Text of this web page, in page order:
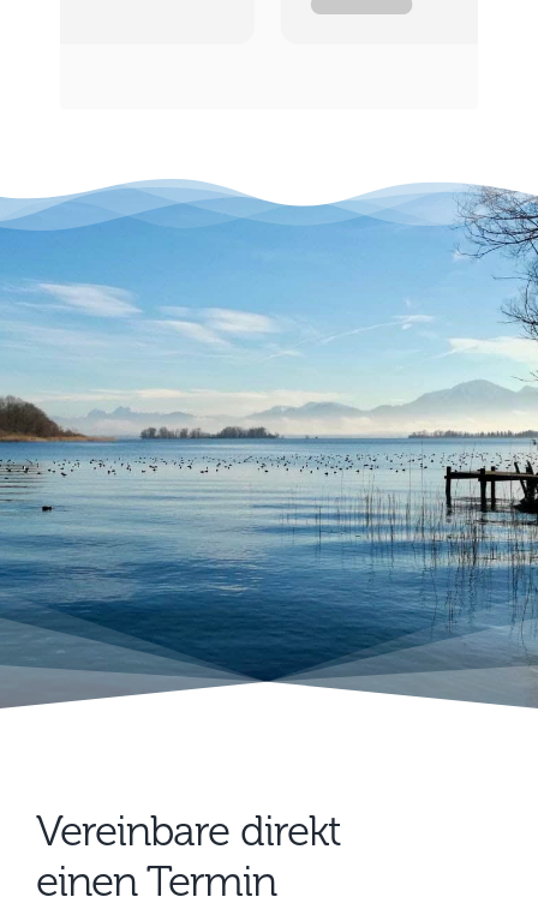
Vereinbare direkt
einen Termin